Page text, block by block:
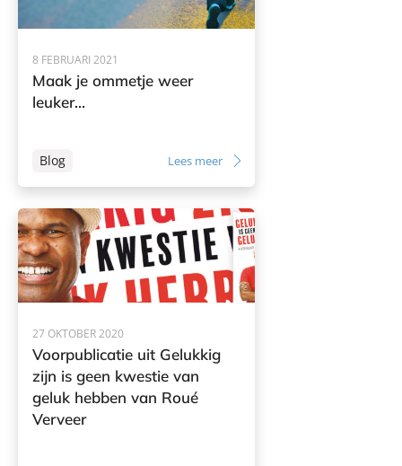
8 FEBRUARI 2021
Maak je ommetje weer
leuker…
Blog Lees meer
27 OKTOBER 2020
Voorpublicatie uit Gelukkig
zijn is geen kwestie van
geluk hebben van Roué
Verveer